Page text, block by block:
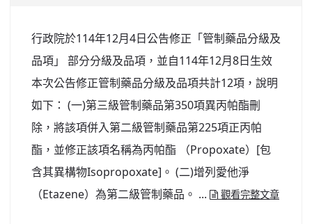
行政院於114年12月4日公告修正「管制藥品分級及
品項」 部分分級及品項，並自114年12月8日生效
本次公告修正管制藥品分級及品項共計12項，說明
如下： (一)第三級管制藥品第350項異丙帕酯刪
除，將該項併入第二級管制藥品第225項正丙帕
酯，並修正該項名稱為丙帕酯 （Propoxate）[包
含其異構物Isopropoxate]。 (二)增列愛他淨
（Etazene）為第二級管制藥品。 ...
觀看完整文章